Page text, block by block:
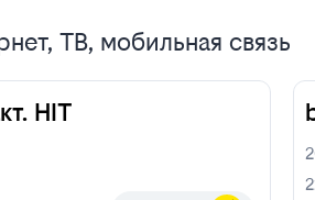
ТВ, мобильная связь
HIT